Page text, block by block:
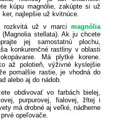
kúpu magnólie, zakúpte si už
najlepšie už kvitnúce.
rozkvitá už v marci magnólia
(Magnolia stellata). Ak ju chcete
jej samostatnú plochu,
konkurenčné rastliny v oblasti
Má plytké korene.
až polotieň, výživné kyslejšie
pomalšie rastie, je vhodná do
alebo aj do nádob.
obdivovať vo farbách bielej,
purpurovej, fialovej, žltej i
má drobné aj veľké, nádherne
opeľovače.